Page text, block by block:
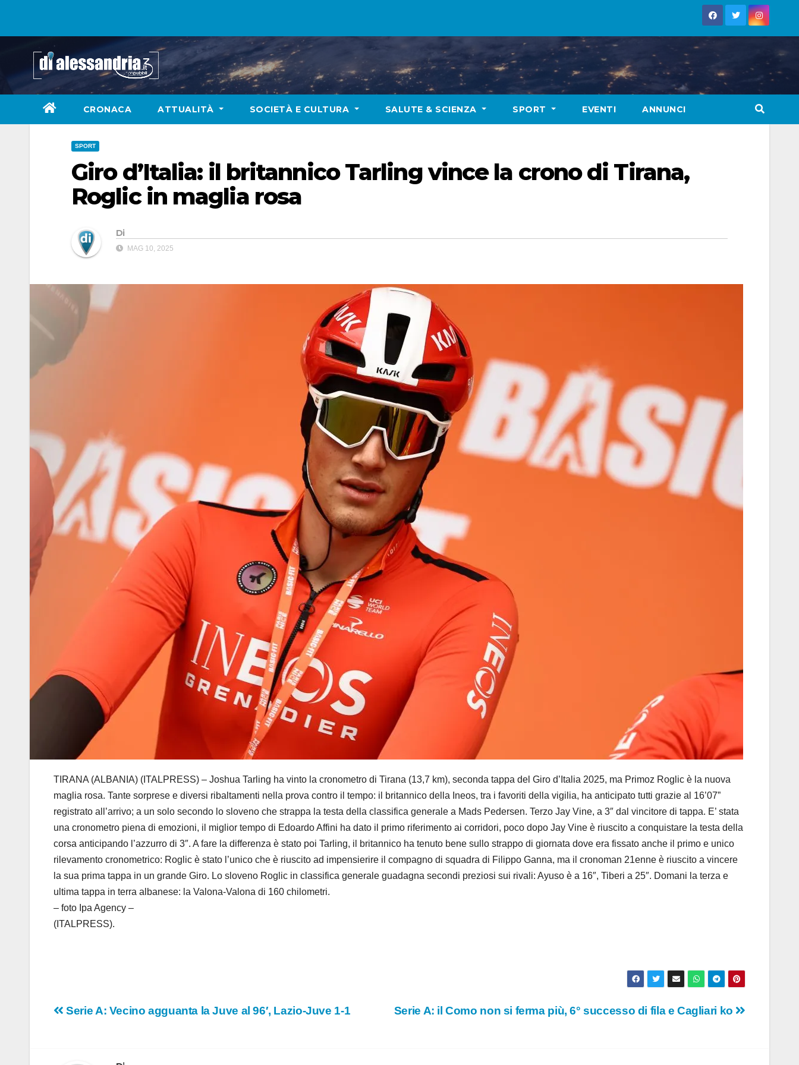
CRONACA ATTUALITÀ SOCIETÀ E CULTURA SALUTE & SCIENZA SPORT EVENTI ANNUNCI
SPORT
Giro d’Italia: il britannico Tarling vince la crono di Tirana,
Roglic in maglia rosa
Di
MAG 10, 2025
TIRANA (ALBANIA) (ITALPRESS) – Joshua Tarling ha vinto la cronometro di Tirana (13,7 km), seconda tappa del Giro d’Italia 2025, ma Primoz Roglic è la nuova
maglia rosa. Tante sorprese e diversi ribaltamenti nella prova contro il tempo: il britannico della Ineos, tra i favoriti della vigilia, ha anticipato tutti grazie al 16’07”
registrato all’arrivo; a un solo secondo lo sloveno che strappa la testa della classifica generale a Mads Pedersen. Terzo Jay Vine, a 3″ dal vincitore di tappa. E’ stata
una cronometro piena di emozioni, il miglior tempo di Edoardo Affini ha dato il primo riferimento ai corridori, poco dopo Jay Vine è riuscito a conquistare la testa della
corsa anticipando l’azzurro di 3″. A fare la differenza è stato poi Tarling, il britannico ha tenuto bene sullo strappo di giornata dove era fissato anche il primo e unico
rilevamento cronometrico: Roglic è stato l’unico che è riuscito ad impensierire il compagno di squadra di Filippo Ganna, ma il cronoman 21enne è riuscito a vincere
la sua prima tappa in un grande Giro. Lo sloveno Roglic in classifica generale guadagna secondi preziosi sui rivali: Ayuso è a 16″, Tiberi a 25″. Domani la terza e
ultima tappa in terra albanese: la Valona-Valona di 160 chilometri.
– foto Ipa Agency –
(ITALPRESS).
Navigazione
Serie A: il Como non si ferma più, 6° successo di fila e Cagliari ko
Serie A: Vecino agguanta la Juve al 96′, Lazio-Juve 1-1